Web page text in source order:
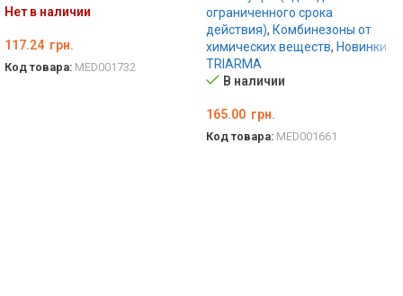
Нет в наличии
117.24 грн.
Код товара: MED001732
ограниченного срока
действия), Комбинезоны от
химических веществ, Новинки
TRIARMA
В наличии
165.00 грн.
Код товара: MED001661